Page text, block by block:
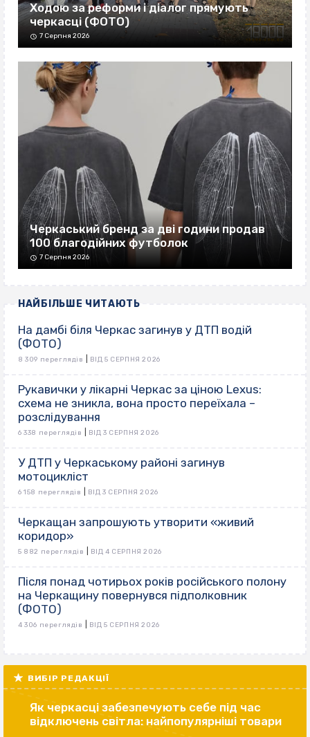
Ходою за реформи і діалог прямують
черкасці (ФОТО)
7 Серпня 2026
Черкаський бренд за дві години продав
100 благодійних футболок
7 Серпня 2026
НАЙБІЛЬШЕ ЧИТАЮТЬ
На дамбі біля Черкас загинув у ДТП водій
(ФОТО)
8 309 переглядів ВІД 5 СЕРПНЯ 2026
Рукавички у лікарні Черкас за ціною Lexus:
схема не зникла, вона просто переїхала –
розслідування
6 338 переглядів ВІД 3 СЕРПНЯ 2026
У ДТП у Черкаському районі загинув
мотоцикліст
6 158 переглядів ВІД 3 СЕРПНЯ 2026
Черкащан запрошують утворити «живий
коридор»
5 882 переглядів ВІД 4 СЕРПНЯ 2026
Після понад чотирьох років російського полону
на Черкащину повернувся підполковник
(ФОТО)
4 306 переглядів ВІД 5 СЕРПНЯ 2026
ВИБІР РЕДАКЦІЇ
Як черкасці забезпечують себе під час
відключень світла: найпопулярніші товари